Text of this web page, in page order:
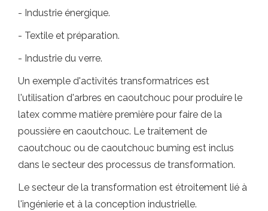
- Industrie énergique.
- Textile et préparation.
- Industrie du verre.
Un exemple d'activités transformatrices est
l'utilisation d'arbres en caoutchouc pour produire le
latex comme matière première pour faire de la
poussière en caoutchouc. Le traitement de
caoutchouc ou de caoutchouc buming est inclus
dans le secteur des processus de transformation.
Le secteur de la transformation est étroitement lié à
l'ingénierie et à la conception industrielle.